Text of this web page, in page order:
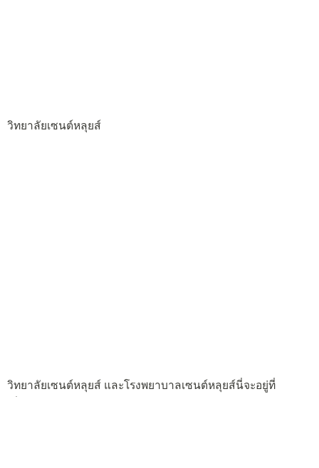
วิทยาลัยเซนต์หลุยส์
วิทยาลัยเซนต์หลุยส์ และโรงพยาบาลเซนต์หลุยส์นี่จะอยู่ที่